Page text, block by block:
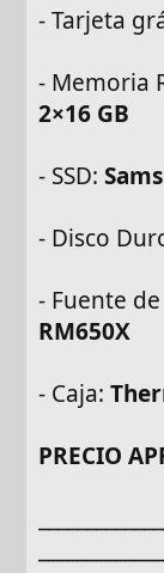
- Tarjeta
- Memoria
2×16 GB
- SSD:
- Disco
- Fuente
RM650X
- Caja:
PRECIO